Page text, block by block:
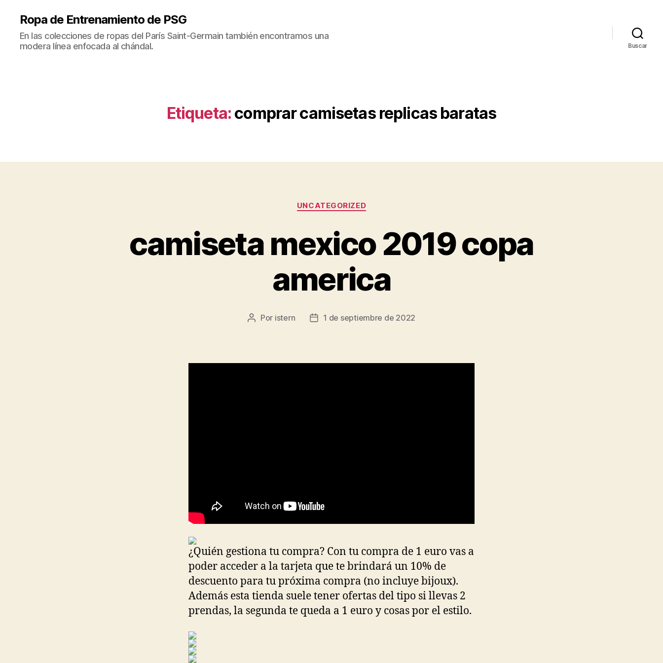
Ropa de Entrenamiento de PSG
En las colecciones de ropas del París Saint-Germain también encontramos una
modera línea enfocada al chándal.
Buscar
Etiqueta: comprar camisetas replicas baratas
Categorías
UNCATEGORIZED
camiseta mexico 2019 copa
america
Autor
Por istern
Fecha1 de septiembre de 2022
¿Quién gestiona tu compra? Con tu compra de 1 euro vas a
poder acceder a la tarjeta que te brindará un 10% de
descuento para tu próxima compra (no incluye bijoux).
Además esta tienda suele tener ofertas del tipo si llevas 2
prendas, la segunda te queda a 1 euro y cosas por el estilo.